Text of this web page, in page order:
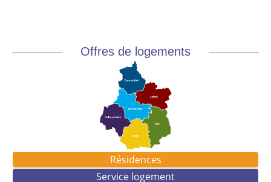
Offres de logements
Résidences
Service logement